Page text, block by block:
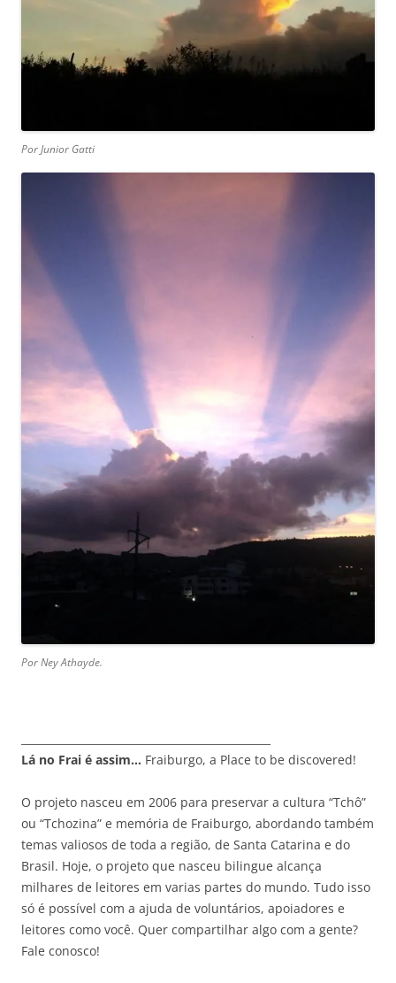
Por Junior Gatti
Por Ney Athayde.
Lá no Frai é assim… Fraiburgo, a Place to be discovered!
O projeto nasceu em 2006 para preservar a cultura “Tchô”
ou “Tchozina” e memória de Fraiburgo, abordando também
temas valiosos de toda a região, de Santa Catarina e do
Brasil. Hoje, o projeto que nasceu bilingue alcança
milhares de leitores em varias partes do mundo. Tudo isso
só é possível com a ajuda de voluntários, apoiadores e
leitores como você. Quer compartilhar algo com a gente?
Fale conosco!